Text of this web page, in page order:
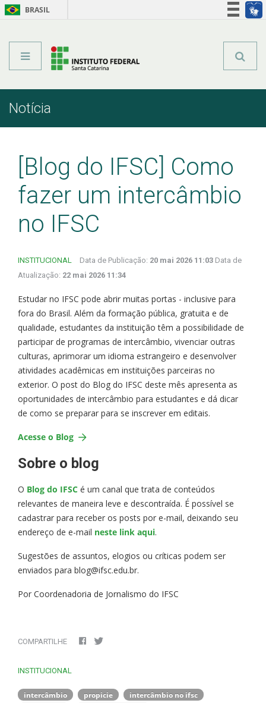
BRASIL
NotíciaInício
[Blog do IFSC] Como
fazer um intercâmbio
no IFSC
INSTITUCIONAL Data de Publicação: 20 mai 2026 11:03 Data de
Atualização: 22 mai 2026 11:34
Estudar no IFSC pode abrir muitas portas - inclusive para
fora do Brasil. Além da formação pública, gratuita e de
qualidade, estudantes da instituição têm a possibilidade de
participar de programas de intercâmbio, vivenciar outras
culturas, aprimorar um idioma estrangeiro e desenvolver
atividades acadêmicas em instituições parceiras no
exterior. O post do Blog do IFSC deste mês apresenta as
oportunidades de intercâmbio para estudantes e dá dicar
de como se preparar para se inscrever em editais.
Acesse o Blog
Sobre o blog
O Blog do IFSC é um canal que trata de conteúdos
relevantes de maneira leve e descontraída. É possível se
cadastrar para receber os posts por e-mail, deixando seu
endereço de e-mail neste link aqui.
Sugestões de assuntos, elogios ou críticas podem ser
enviados para blog@ifsc.edu.br.
Por Coordenadoria de Jornalismo do IFSC
COMPARTILHE
INSTITUCIONAL
intercâmbio propicie
intercâmbio no ifsc